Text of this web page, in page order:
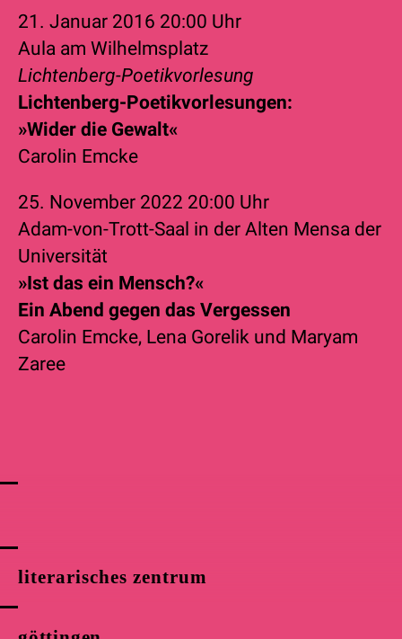
literarisches zentrum
21. Januar 2016 20:00 Uhr
Aula am Wilhelmsplatz
Lichtenberg-Poetikvorlesung
Lichtenberg-Poetikvorlesungen:
»Wider die Gewalt«
Carolin Emcke
25. November 2022 20:00 Uhr
Adam-von-Trott-Saal in der Alten Mensa der
Universität
»Ist das ein Mensch?«
Ein Abend gegen das Vergessen
Carolin Emcke, Lena Gorelik und Maryam
Zaree